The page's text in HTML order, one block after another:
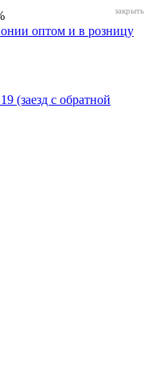
(заезд с обратной
закрыть